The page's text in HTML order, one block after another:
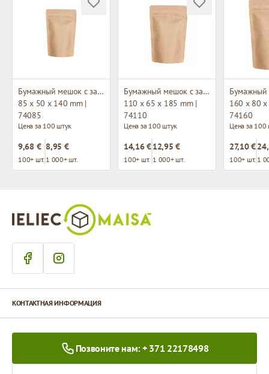
Бумажный мешок с застежкой зип-лок
85 x 50 x 140 mm |
74085
Цена за 100 штук
9,68 €
100+ шт.
8,95 €
1 000+ шт.
Бумажный мешок с застежкой зип-лок
110 x 65 x 185 mm |
74110
Цена за 100 штук
14,16 €
100+ шт.
12,95 €
1 000+ шт.
160 x 80
74160
Цена за 100
27,10 €
100+ шт. 1
КОНТАКТНАЯ ИНФОРМАЦИЯ
Позвоните нам: + 371 22178498